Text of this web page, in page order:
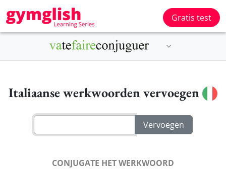
Gratis test
Italiaanse werkwoorden vervoegen
CONJUGATE HET WERKWOORD